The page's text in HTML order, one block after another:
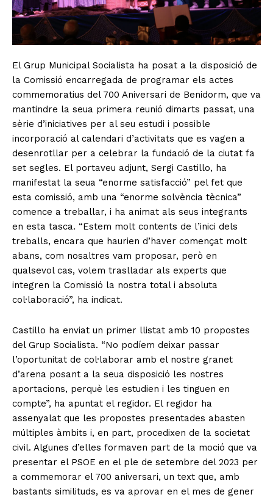
El Grup Municipal Socialista ha posat a la disposició de
la Comissió encarregada de programar els actes
commemoratius del 700 Aniversari de Benidorm, que va
mantindre la seua primera reunió dimarts passat, una
sèrie d’iniciatives per al seu estudi i possible
incorporació al calendari d’activitats que es vagen a
desenrotllar per a celebrar la fundació de la ciutat fa
set segles. El portaveu adjunt, Sergi Castillo, ha
manifestat la seua “enorme satisfacció” pel fet que
esta comissió, amb una “enorme solvència tècnica”
comence a treballar, i ha animat als seus integrants
en esta tasca. “Estem molt contents de l’inici dels
treballs, encara que haurien d’haver començat molt
abans, com nosaltres vam proposar, però en
qualsevol cas, volem traslladar als experts que
integren la Comissió la nostra total i absoluta
col·laboració”, ha indicat.
Castillo ha enviat un primer llistat amb 10 propostes
del Grup Socialista. “No podíem deixar passar
l’oportunitat de col·laborar amb el nostre granet
d’arena posant a la seua disposició les nostres
aportacions, perquè les estudien i les tinguen en
compte”, ha apuntat el regidor. El regidor ha
assenyalat que les propostes presentades abasten
múltiples àmbits i, en part, procedixen de la societat
civil. Algunes d’elles formaven part de la moció que va
presentar el PSOE en el ple de setembre del 2023 per
a commemorar el 700 aniversari, un text que, amb
bastants similituds, es va aprovar en el mes de gener